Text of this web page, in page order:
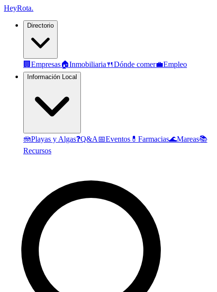
HeyRota.
Directorio
🏢 Empresas🏠Inmobiliaria 🍴Dónde comer💼Empleo
Información Local
🪼Playas y Algas❓Q&A 📅Eventos 💊 Farmacias🌊Mareas📚
Recursos